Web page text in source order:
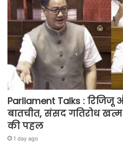
Parliament Talks : रिजिजू
बातचीत, संसद गतिरोध
की पहल
1 day ago